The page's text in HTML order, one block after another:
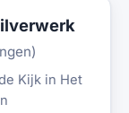
Kijk in Het